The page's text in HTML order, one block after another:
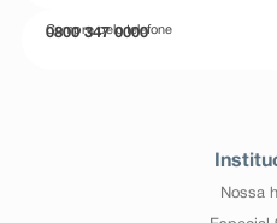
Compre pelo telefone
0800 347 0000
Nossa